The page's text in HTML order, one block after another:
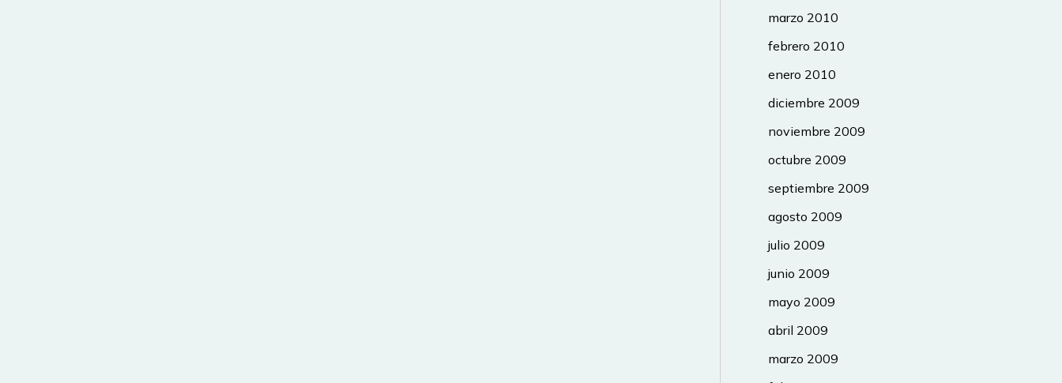
marzo 2010
febrero 2010
enero 2010
diciembre 2009
noviembre 2009
octubre 2009
septiembre 2009
agosto 2009
julio 2009
junio 2009
mayo 2009
abril 2009
marzo 2009